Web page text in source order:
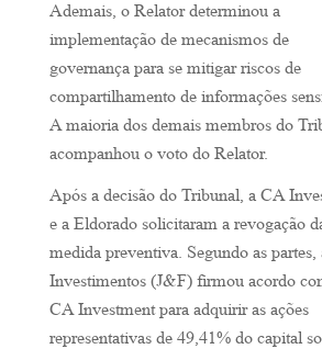
Ademais, o Relator determinou a
implementação de mecanismos de
governança para se mitigar riscos de
compartilhamento de informações
A maioria dos demais membros do
acompanhou o voto do Relator.
Após a decisão do Tribunal, a CA
e a Eldorado solicitaram a revogação
medida preventiva. Segundo as
Investimentos (J&F) firmou acordo
CA Investment para adquirir as ações
representativas de 49,41% do capital